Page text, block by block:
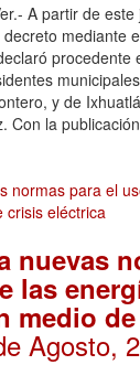
A partir de
mediante
procedente
y de
Con la
nuevas
las
medio
Agosto,